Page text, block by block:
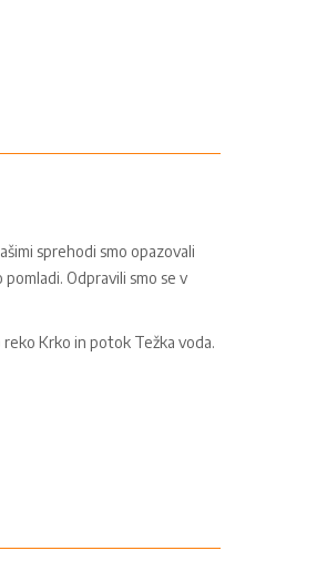
sprehodi smo opazovali
Odpravili smo se v
Krko in potok Težka voda.